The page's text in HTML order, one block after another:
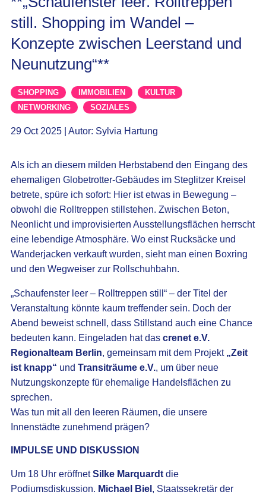
still. Shopping im Wandel –
Konzepte zwischen Leerstand und
Neunutzung“**
SHOPPING IMMOBILIEN
KULTUR
NETWORKING
SOZIALES
29 Oct 2025 | Autor: Sylvia Hartung
Als ich an diesem milden Herbstabend den Eingang des
ehemaligen Globetrotter-Gebäudes im Steglitzer Kreisel
betrete, spüre ich sofort: Hier ist etwas in Bewegung –
obwohl die Rolltreppen stillstehen. Zwischen Beton,
Neonlicht und improvisierten Ausstellungsflächen herrscht
eine lebendige Atmosphäre. Wo einst Rucksäcke und
Wanderjacken verkauft wurden, sieht man einen Boxring
und den Wegweiser zur Rollschuhbahn.
„Schaufenster leer – Rolltreppen still“ – der Titel der
Veranstaltung könnte kaum treffender sein. Doch der
Abend beweist schnell, dass Stillstand auch eine Chance
bedeuten kann. Eingeladen hat das crenet e.V.
Regionalteam Berlin, gemeinsam mit dem Projekt „Zeit
ist knapp“ und Transiträume e.V., um über neue
Nutzungskonzepte für ehemalige Handelsflächen zu
sprechen.
Was tun mit all den leeren Räumen, die unsere
Innenstädte zunehmend prägen?
IMPULSE UND DISKUSSION
Um 18 Uhr eröffnetSilke Marquardtdie
Podiumsdiskussion. Michael Biel , Staatssekretär der